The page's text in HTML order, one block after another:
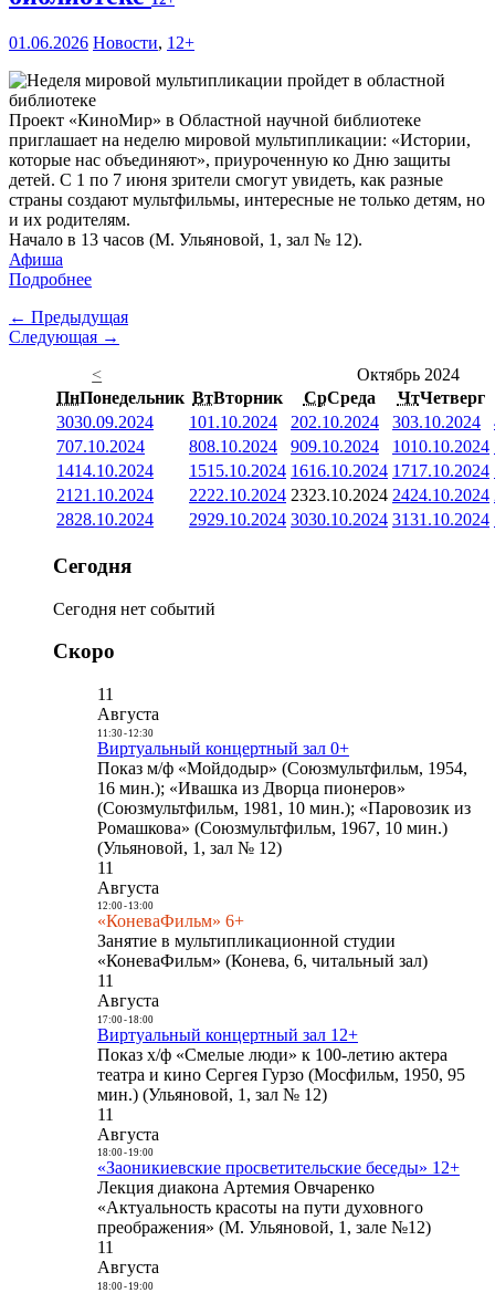
01.06.2026 Новости, 12+
Проект «КиноМир» в Областной научной библиотеке
приглашает на неделю мировой мультипликации: «Истории,
которые нас объединяют», приуроченную ко Дню защиты
детей. С 1 по 7 июня зрители смогут увидеть, как разные
страны создают мультфильмы, интересные не только детям, но
и их родителям.
Начало в 13 часов (М. Ульяновой, 1, зал № 12).
Афиша
Подробнее
← Предыдущая
Следующая →
<
Октябрь 2024
ПнПонедельник ВтВторник СрСреда ЧтЧетверг
3030.09.2024 101.10.2024 202.10.2024 303.10.2024
707.10.2024 808.10.2024 909.10.2024 1010.10.2024
1414.10.2024 1515.10.2024 1616.10.2024 1717.10.2024
21 21.10.2024 2222.10.2024 2323.10.2024 2424.10.2024
2828.10.2024 2929.10.2024 3030.10.2024 3131.10.2024
Сегодня
Сегодня нет событий
Скоро
11
Августа
11:30- 12:30
Виртуальный концертный зал 0+
Показ м/ф «Мойдодыр» (Союзмультфильм, 1954,
16 мин.); «Ивашка из Дворца пионеров»
(Союзмультфильм, 1981, 10 мин.); «Паровозик из
Ромашкова» (Союзмультфильм, 1967, 10 мин.)
(Ульяновой, 1, зал № 12)
11
Августа
12:00- 13:00
«КоневаФильм» 6+
Занятие в мультипликационной студии
«КоневаФильм» (Конева, 6, читальный зал)
11
Августа
17:00- 18:00
Виртуальный концертный зал 12+
Показ х/ф «Смелые люди» к 100-летию актера
театра и кино Сергея Гурзо (Мосфильм, 1950, 95
мин.) (Ульяновой, 1, зал № 12)
11
Августа
18:00- 19:00
«Заоникиевские просветительские беседы» 12+
Лекция диакона Артемия Овчаренко
«Актуальность красоты на пути духовного
преображения» (М. Ульяновой, 1, зале №12)
11
Августа
18:00- 19:00